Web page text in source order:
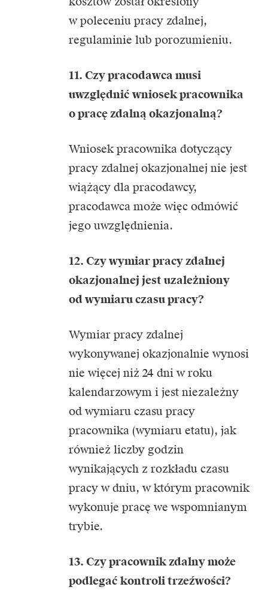
w poleceniu pracy zdalnej,
regulaminie lub porozumieniu.
11. Czy pracodawca musi
uwzględnić wniosek pracownika
o pracę zdalną okazjonalną?
Wniosek pracownika dotyczący
pracy zdalnej okazjonalnej nie jest
wiążący dla pracodawcy,
pracodawca może więc odmówić
jego uwzględnienia.
12. Czy wymiar pracy zdalnej
okazjonalnej jest uzależniony
od wymiaru czasu pracy?
Wymiar pracy zdalnej
wykonywanej okazjonalnie wynosi
nie więcej niż 24 dni w roku
kalendarzowym i jest niezależny
od wymiaru czasu pracy
pracownika (wymiaru etatu), jak
również liczby godzin
wynikających z rozkładu czasu
pracy w dniu, w którym pracownik
wykonuje pracę we wspomnianym
trybie.
13. Czy pracownik zdalny może
podlegać kontroli trzeźwości?